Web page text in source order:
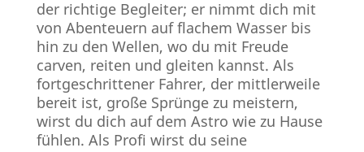
der richtige Begleiter; er nimmt dich mit
von Abenteuern auf flachem Wasser bis
hin zu den Wellen, wo du mit Freude
carven, reiten und gleiten kannst. Als
fortgeschrittener Fahrer, der mittlerweile
bereit ist, große Sprünge zu meistern,
wirst du dich auf dem Astro wie zu Hause
fühlen. Als Profi wirst du seine